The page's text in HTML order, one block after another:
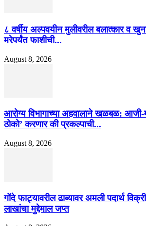
८ वर्षीय अल्पवयीन मुलीवरील बलात्कार व
मरेपर्यंत फाशीची...
August 8, 2026
आरोग्य विभागाच्या अहवालाने खळबळ: आजी-
ठोको’ करणार की प्रकल्पाची...
August 8, 2026
गोंदे फाट्यावरील ढाब्यावर अमली पदार्थ
लाखांचा मुद्देमाल जप्त